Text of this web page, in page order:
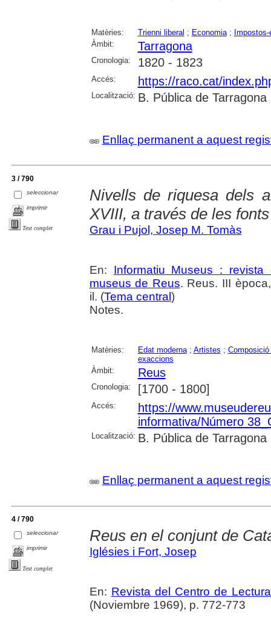
Matèries: Trienni liberal ; Economia;
Àmbit:
Tarragona
Cronologia: 1820 - 1823
Accés: https://raco.cat/
Localització: B. Pública de Tarragona
Enllaç permanent a aquest
3 / 790
seleccionar
imprimir
Text complet
Nivells de riquesa dels
XVIII, a través de les
Grau i Pujol, Josep M. Tomàs
En: Informatiu Museus :
museus de Reus. Reus. III
il. (Tema central )
Notes.
Matèries: Edat moderna; Artistes ;
exaccions
Àmbit:
Reus
Cronologia: [1700 - 1800]
Accés:
https://
informativa/Número
Localització: B. Pública de Tarragona
Enllaç permanent a aquest
4 / 790
seleccionar
imprimir
Text complet
Reus en el conjunt de
Iglésies i Fort, Josep
En: Revista del Centro de
(Noviembre 1969), p. 772-773